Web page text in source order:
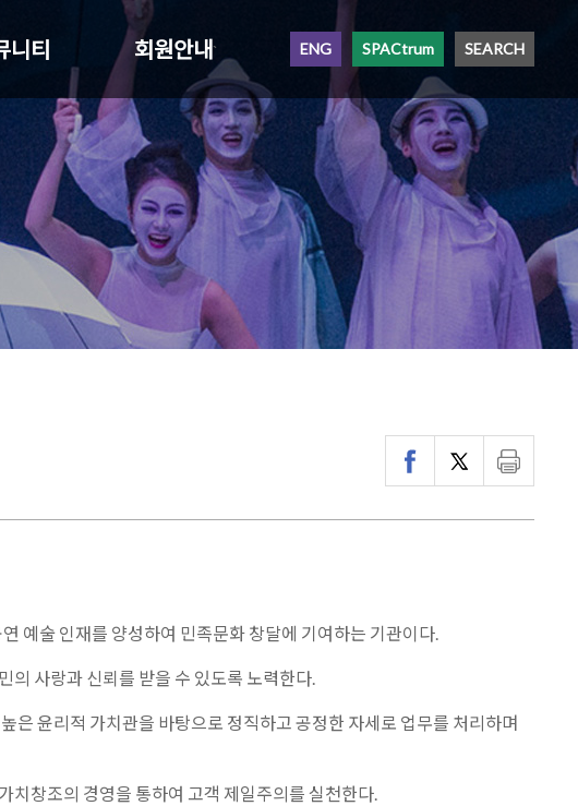
니티 회원안내` ENG SPACtrum SEARCH
예술 인재를 양성하여 민족문화 창달에 기여하는 기관이다.
의 사랑과 신뢰를 받을 수 있도록 노력한다.
은 윤리적 가치관을 바탕으로 정직하고 공정한 자세로 업무를 처리하며
치창조의 경영을 통하여 고객 제일주의를 실천한다.